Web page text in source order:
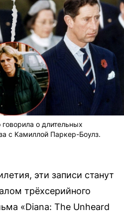
о длительных
с Камиллой Паркер-Боулз.
эти записи станут
трёхсерийного
«Diana: The Unheard